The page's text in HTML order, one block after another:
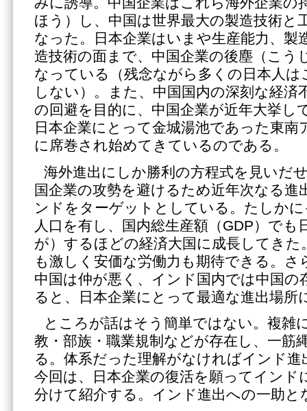
ほう）し、中国は世界最大の製造技術と
なった。日本企業はいまや生産能力、製
造技術の面まで、中国企業の後塵（こう
なっている（残念ながら多くの日本人
しない）。また、中国国内の深刻な経済
の回避を目的に、中国企業が近年大挙し
日本企業にとって金城湯池であった東南
に席巻され始めてきているのである。
海外進出にしか勝利の方程式を見いだ
国企業の攻勢を避けるため近年次なる進
ンドをターゲットとしている。たしか
人口を有し、国内総生産額（GDP）でも
が）するほどの経済大国に成長してきた
も激しく安価な労働力も期待できる。
中国は仲が悪く、インド国内では中国の
ると、日本企業にとって最適な進出場所
ところが話はそう簡単ではない。複雑
教・部族・職業規制などが存在し、一筋
る。体系だった理解がなければインド進
今回は、日本企業の復活を願ってインド
分けて紹介する。インド進出への一助